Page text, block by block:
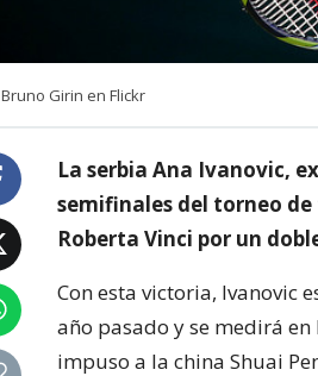
Bruno Girin en Flickr
La serbia Ana Ivanovic,
semifinales del torneo
Roberta Vinci por un
Con esta victoria, Ivanovic
año pasado y se medirá
impuso a la china Shuai